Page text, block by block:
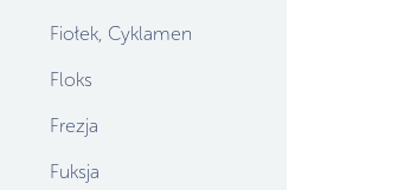
Fiołek, Cyklamen
Floks
Frezja
Fuksja